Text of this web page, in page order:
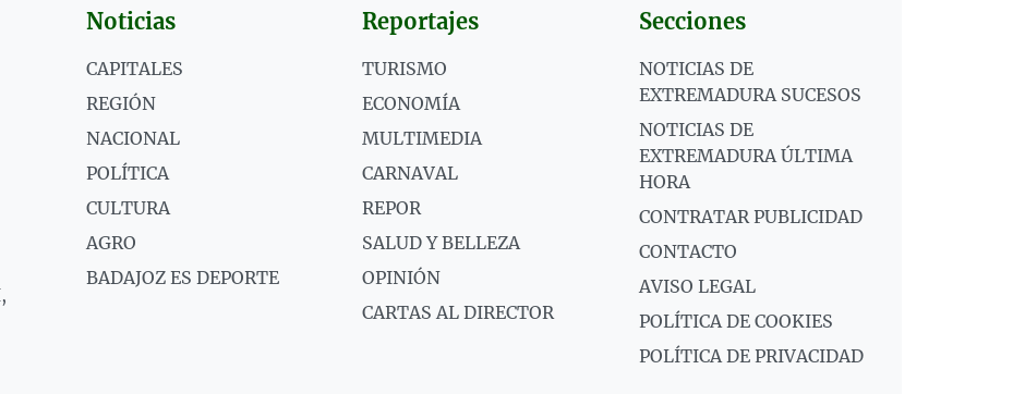
Noticias
CAPITALES
REGIÓN
NACIONAL
POLÍTICA
CULTURA
AGRO
BADAJOZ ES DEPORTE
Reportajes
TURISMO
ECONOMÍA
MULTIMEDIA
CARNAVAL
REPOR
SALUD Y BELLEZA
OPINIÓN
CARTAS AL DIRECTOR
Secciones
NOTICIAS DE
EXTREMADURA SUCESOS
NOTICIAS DE
EXTREMADURA ÚLTIMA
HORA
CONTRATAR PUBLICIDAD
CONTACTO
AVISO LEGAL
POLÍTICA DE COOKIES
POLÍTICA DE PRIVACIDAD